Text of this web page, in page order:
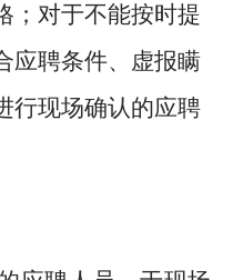
；对于不能按时提
应聘条件、虚报瞒
行现场确认的应聘